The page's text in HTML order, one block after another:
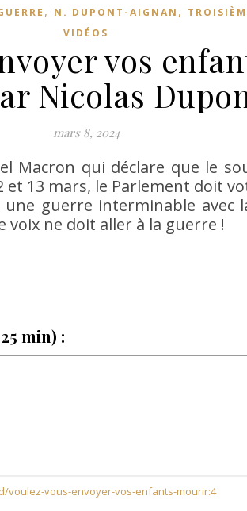
, N. DUPONT-AIGNAN ,
VIDÉOS
vos
Nicolas
mars 8, 2024
Macron qui déclare que le
13 mars, le Parlement doit
guerre interminable avec
voix ne doit aller à la guerre !
min) :
voulez-vous-envoyer-vos-enfants-mourir:4